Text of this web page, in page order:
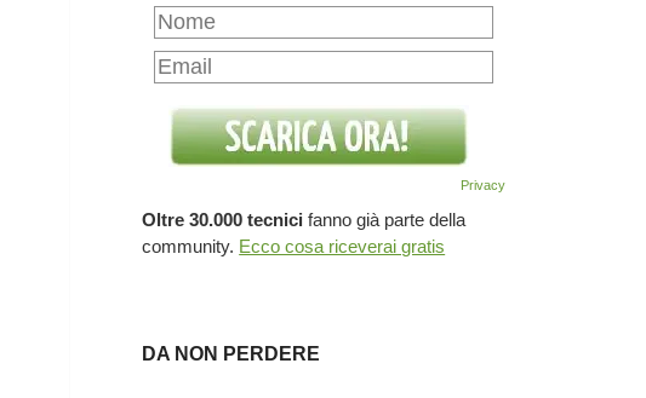
Privacy
Oltre 30.000 tecnici fanno già parte della
community. Ecco cosa riceverai gratis
DA NON PERDERE